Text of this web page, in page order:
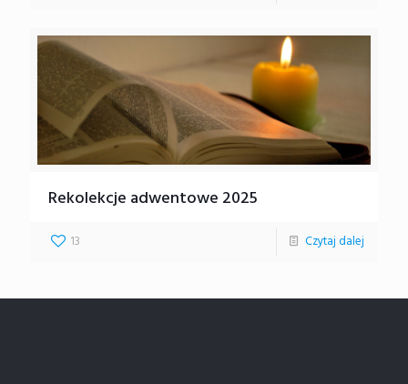
Rekolekcje adwentowe 2025
13 Czytaj dalej